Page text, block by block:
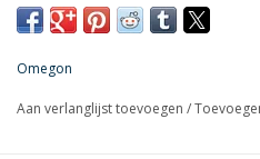
Omegon
Aan verlanglijst toevoegen /